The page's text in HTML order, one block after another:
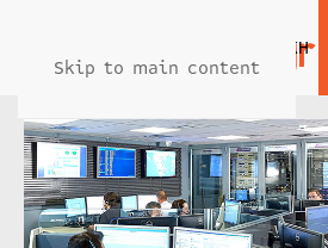
Skip to main content
ΑΡΧΙΚΗ